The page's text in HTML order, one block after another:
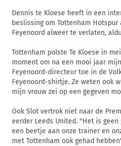
Dennis te Kloese heeft in een
beslissing om Tottenham
Feyenoord alweer te verlaten,
Tottenham polste Te Kloese in
moment om na een mooi jaar
Feyenoord-directeur toe in de
Feyenoord-shirtje. Ze weten ook
mijn vrouw zei op een gegeven
Ook Slot vertrok niet naar de
eerder Leeds United. "Het is
een beetje aan onze trainer en
met Tottenham ook gehad